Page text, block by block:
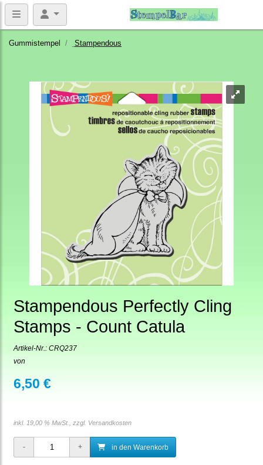
Gummistempel Stampendous
Stampendous Perfectly Cling
Stamps - Count Catula
Artikel-Nr.: CRQ237
von
6,50 €
inkl. 19,00 % MwSt., zzgl. Versandkosten
in den Warenkorb